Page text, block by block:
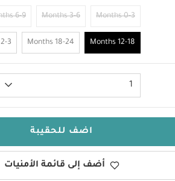
0-3 Months
3-6 Months
6-9 Months
12-18 Months
18-24 Months
2-3 Years
1
اضف للحقيبة
أضف إلى قائمة الأمنيات